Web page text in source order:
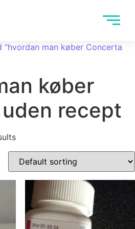
“hvordan man køber Concerta
køber
recept